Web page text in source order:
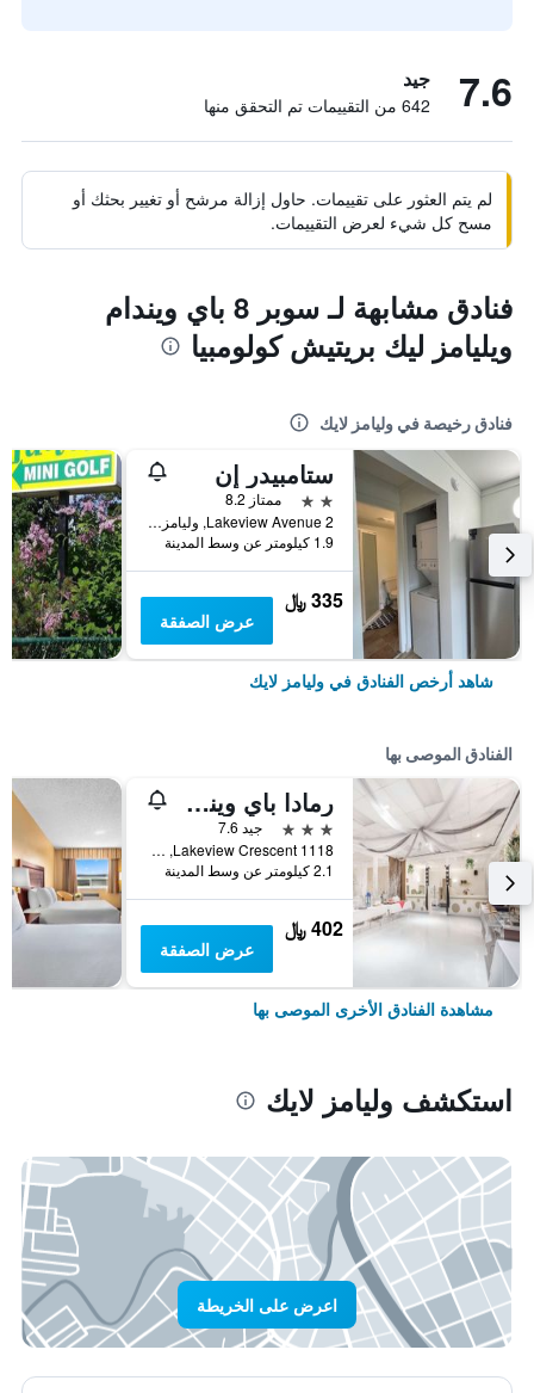
7.6 جيد
642 من التقييمات تم التحقق منها
لم يتم العثور على تقييمات. حاول إزالة مرشح أو تغيير بحثك أو
مسح كل شيء لعرض التقييمات.
فنادق مشابهة لـ سوبر 8 باي ويندام
ويليامز ليك بريتيش كولومبيا
فنادق رخيصة في وليامز لايك
ستامبيدر إن
2 نجمتين
ممتاز 8.2
2 Lakeview Avenue, وليامز لايك, BC, كندا
1.9 كيلومتر عن وسط المدينة
335 ﷼
عرض الصفقة
شاهد أرخص الفنادق في وليامز لايك
الفنادق الموصى بها
رمادا باي ويندام ويليامز ليك
3 نجوم
جيد 7.6
1118 Lakeview Crescent, وليامز لايك, BC, كندا
2.1 كيلومتر عن وسط المدينة
402 ﷼
عرض الصفقة
مشاهدة الفنادق الأخرى الموصى بها
استكشف وليامز لايك
اعرض على الخريطة